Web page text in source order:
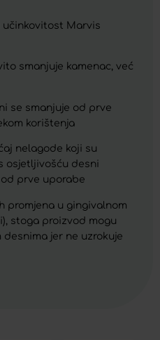
učinkovitost Marvis
smanjuje kamenac, već
se smanjuje od prve
korištenja
nelagode koji su
osjetljivošću desni
od prve uporabe
promjena u gingivalnom
stoga proizvod mogu
jer ne uzrokuje